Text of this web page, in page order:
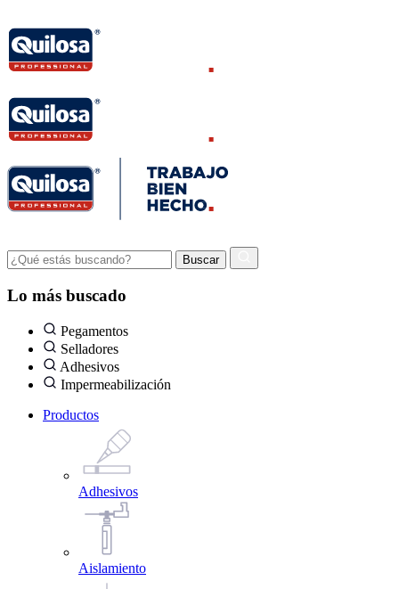
Lo más buscado
Pegamentos
Selladores
Adhesivos
Impermeabilización
Productos
Adhesivos
Aislamiento